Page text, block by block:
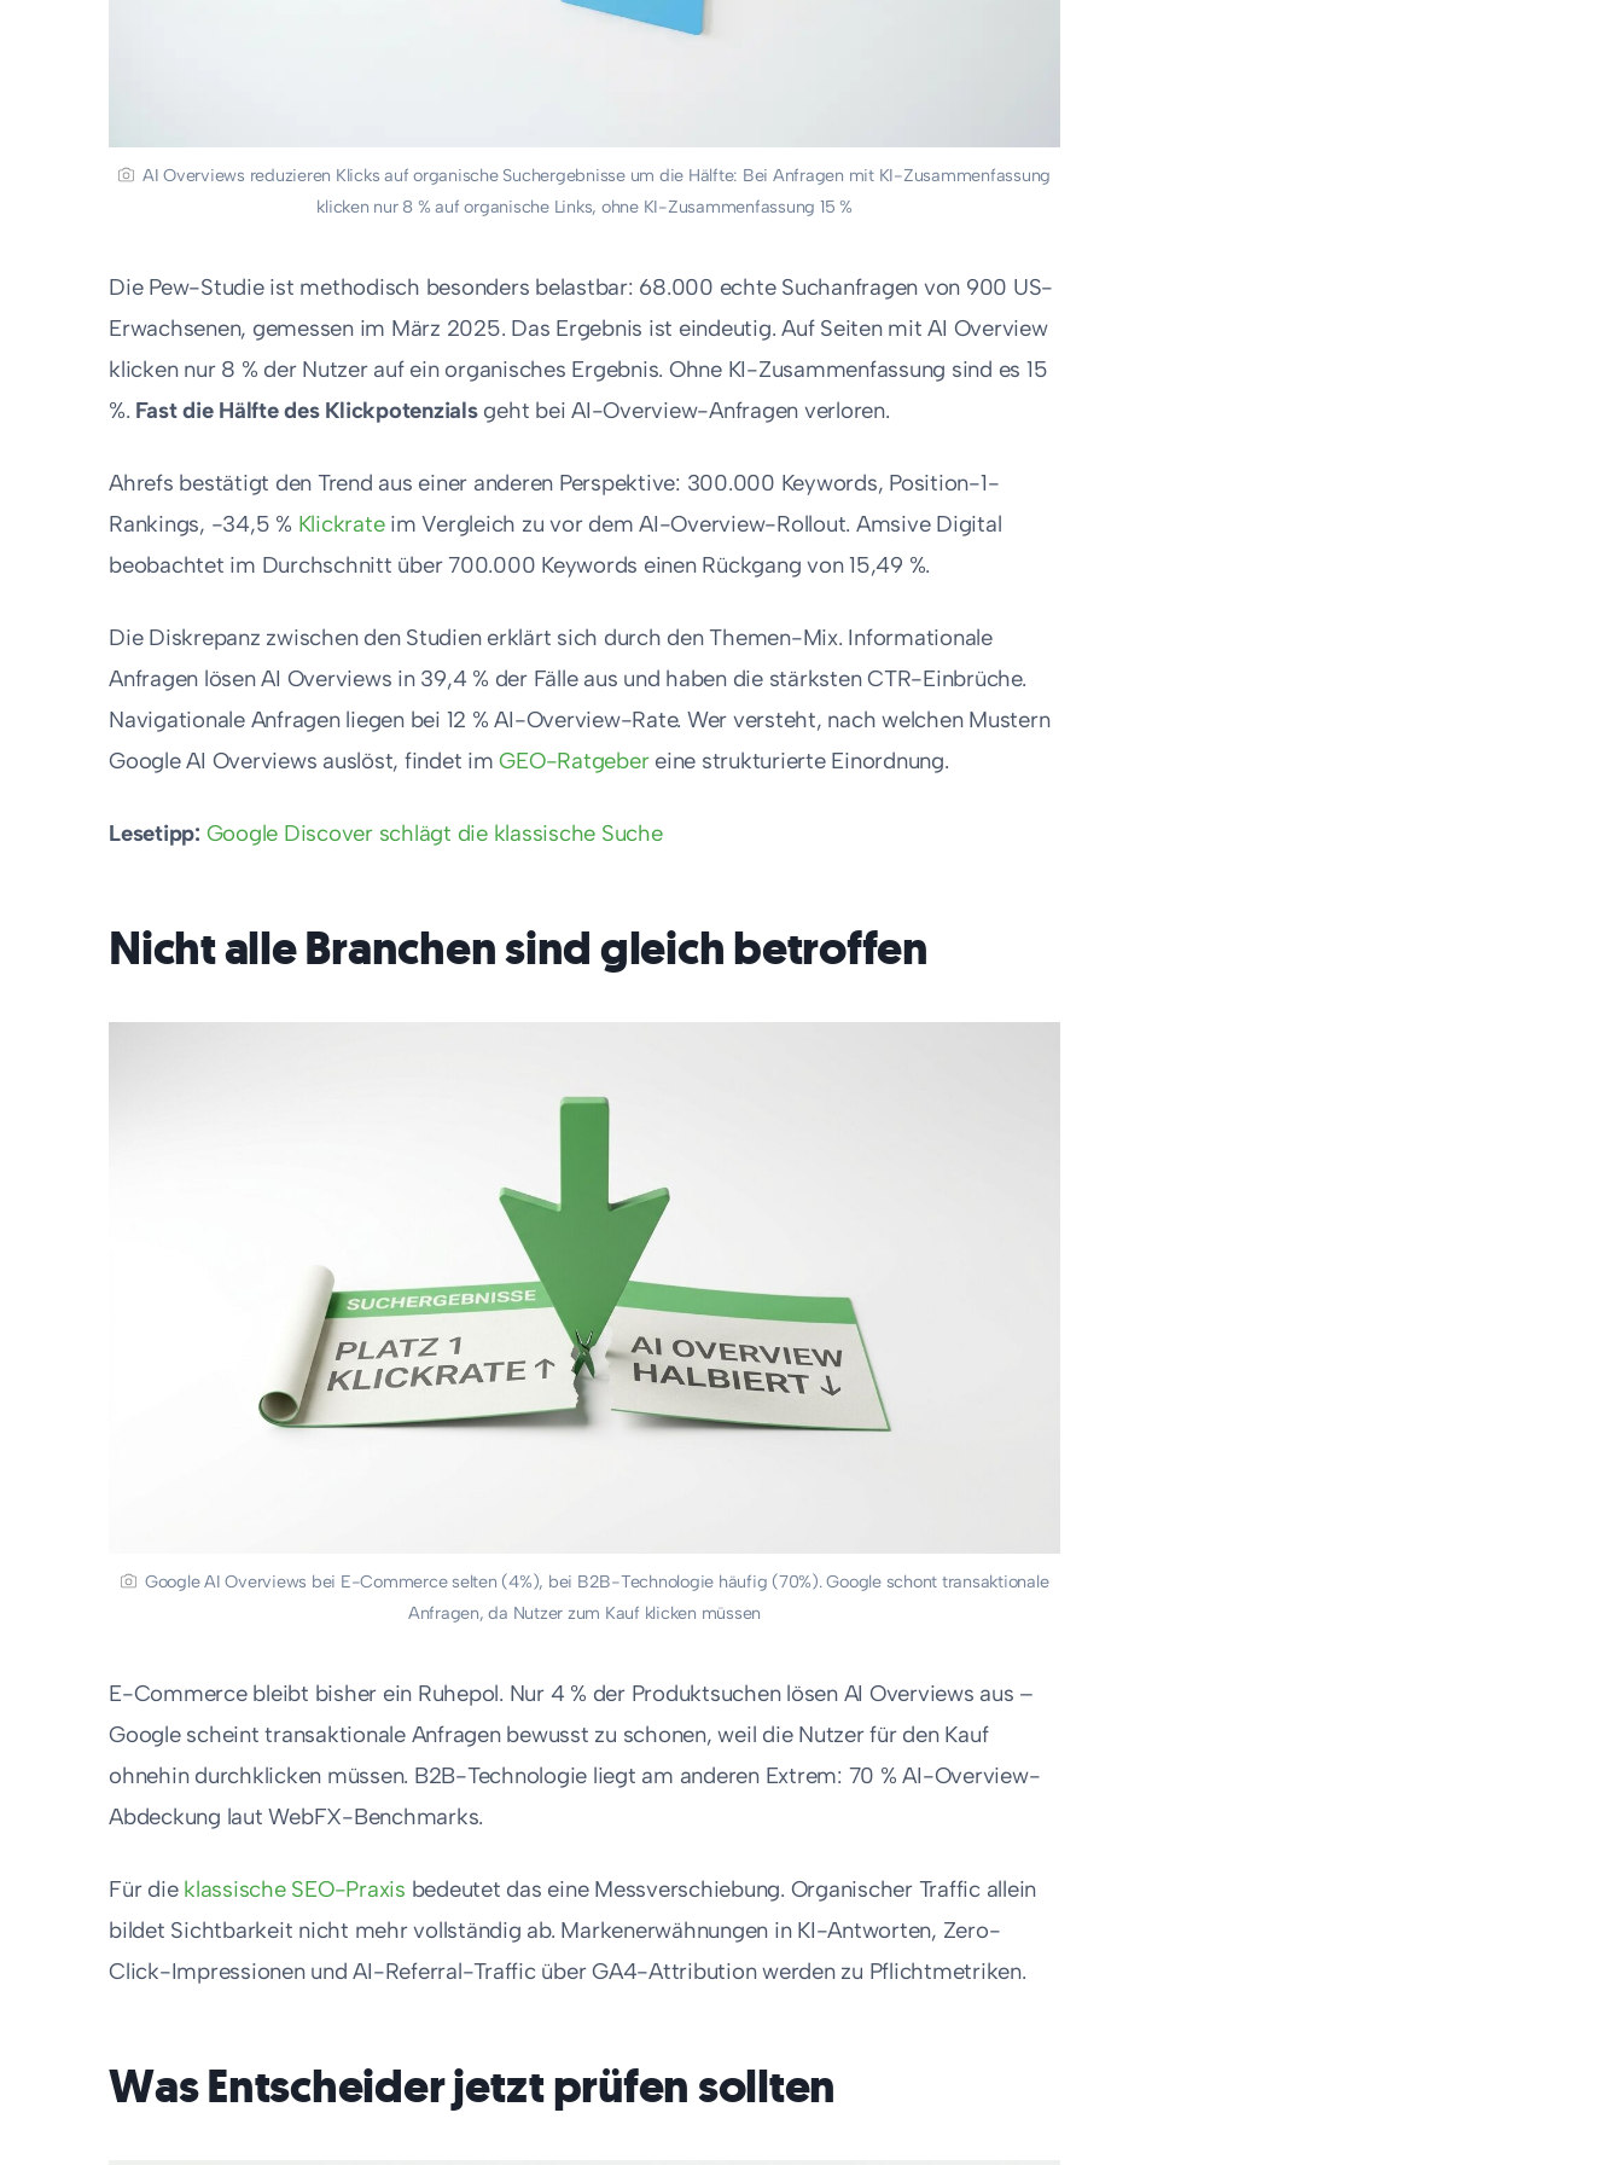
AI Overviews reduzieren Klicks auf organische Suchergebnisse um die Hälfte: Bei Anfragen mit KI-Zusammenfassung
klicken nur 8 % auf organische Links, ohne KI-Zusammenfassung 15 %
Die Pew-Studie ist methodisch besonders belastbar: 68.000 echte Suchanfragen von 900 US-
Erwachsenen, gemessen im März 2025. Das Ergebnis ist eindeutig. Auf Seiten mit AI Overview
klicken nur 8 % der Nutzer auf ein organisches Ergebnis. Ohne KI-Zusammenfassung sind es 15
%. Fast die Hälfte des Klickpotenzialsgeht bei AI-Overview-Anfragen verloren.
Ahrefs bestätigt den Trend aus einer anderen Perspektive: 300.000 Keywords, Position-1-
Rankings, -34,5 % Klickrateim Vergleich zu vor dem AI-Overview-Rollout. Amsive Digital
beobachtet im Durchschnitt über 700.000 Keywords einen Rückgang von 15,49 %.
Die Diskrepanz zwischen den Studien erklärt sich durch den Themen-Mix. Informationale
Anfragen lösen AI Overviews in 39,4 % der Fälle aus und haben die stärksten CTR-Einbrüche.
Navigationale Anfragen liegen bei 12 % AI-Overview-Rate. Wer versteht, nach welchen Mustern
Google AI Overviews auslöst, findet imGEO-Ratgebereine strukturierte Einordnung.
Lesetipp: Google Discover schlägt die klassische Suche
Nicht alle Branchen sind gleich betroffen
Google AI Overviews bei E-Commerce selten (4%), bei B2B-Technologie häufig (70%). Google schont transaktionale
Anfragen, da Nutzer zum Kauf klicken müssen
E-Commerce bleibt bisher ein Ruhepol. Nur 4 % der Produktsuchen lösen AI Overviews aus –
Google scheint transaktionale Anfragen bewusst zu schonen, weil die Nutzer für den Kauf
ohnehin durchklicken müssen. B2B-Technologie liegt am anderen Extrem: 70 % AI-Overview-
Abdeckung laut WebFX-Benchmarks.
Für die klassische SEO-Praxis bedeutet das eine Messverschiebung. Organischer Traffic allein
bildet Sichtbarkeit nicht mehr vollständig ab. Markenerwähnungen in KI-Antworten, Zero-
Click-Impressionen und AI-Referral-Traffic über GA4-Attribution werden zu Pflichtmetriken.
Was Entscheider jetzt prüfen sollten